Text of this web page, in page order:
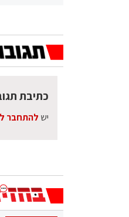
כתיבת
יש להתחבר